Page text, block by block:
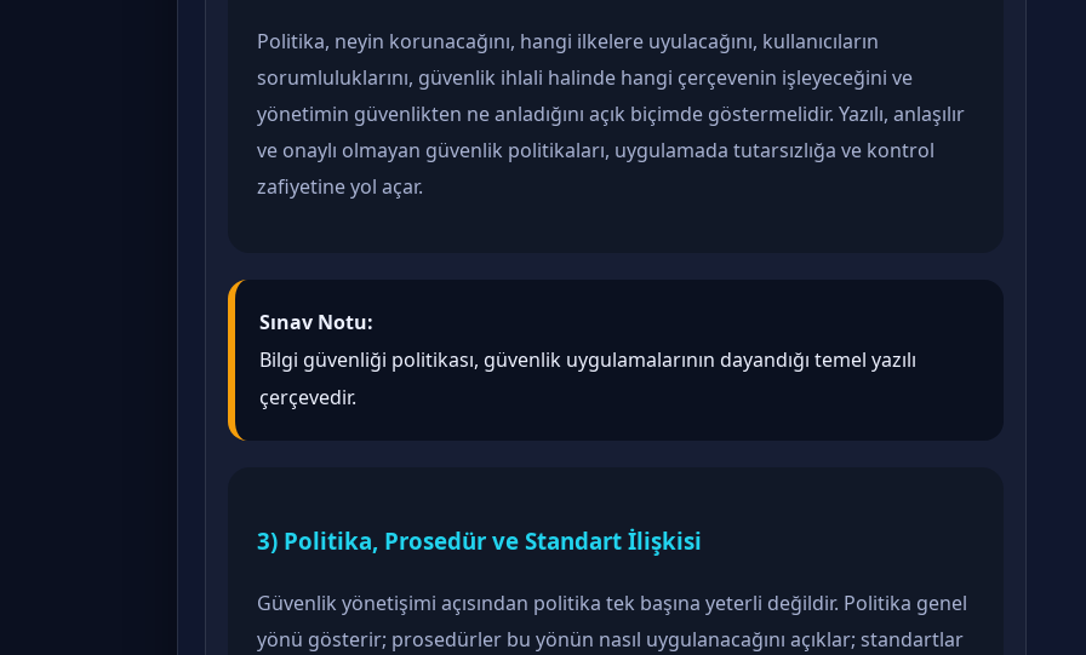
Politika, neyin korunacağını, hangi ilkelere uyulacağını, kullanıcıların
sorumluluklarını, güvenlik ihlali halinde hangi çerçevenin işleyeceğini ve
yönetimin güvenlikten ne anladığını açık biçimde göstermelidir. Yazılı, anlaşılır
ve onaylı olmayan güvenlik politikaları, uygulamada tutarsızlığa ve kontrol
zafiyetine yol açar.
Sınav Notu:
Bilgi güvenliği politikası, güvenlik uygulamalarının dayandığı temel yazılı
çerçevedir.
3) Politika, Prosedür ve Standart İlişkisi
Güvenlik yönetişimi açısından politika tek başına yeterli değildir. Politika genel
yönü gösterir; prosedürler bu yönün nasıl uygulanacağını açıklar; standartlar